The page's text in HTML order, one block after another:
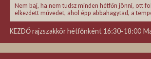
Nem baj, ha nem tudsz minden hétfőn jönni, ott
elkezdett művedet, ahol épp abbahagytad, a
KEZDŐ rajzszakkör hétfőnként 16:30-18:00